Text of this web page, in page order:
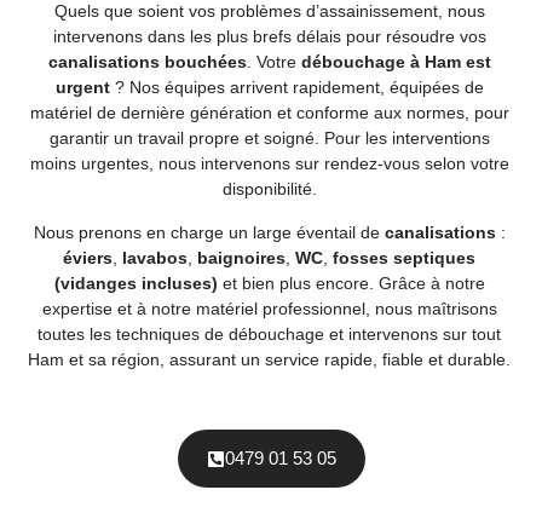
Quels que soient vos problèmes d’assainissement, nous
intervenons dans les plus brefs délais pour résoudre vos
canalisations bouchées. Votre débouchage à Ham est
urgent? Nos équipes arrivent rapidement, équipées de
matériel de dernière génération et conforme aux normes, pour
garantir un travail propre et soigné. Pour les interventions
moins urgentes, nous intervenons sur rendez-vous selon votre
disponibilité.
Nous prenons en charge un large éventail de canalisations:
éviers, lavabos, baignoires, WC, fosses septiques
(vidanges incluses) et bien plus encore. Grâce à notre
expertise et à notre matériel professionnel, nous maîtrisons
toutes les techniques de débouchage et intervenons sur tout
Ham et sa région, assurant un service rapide, fiable et durable.
0479 01 53 05